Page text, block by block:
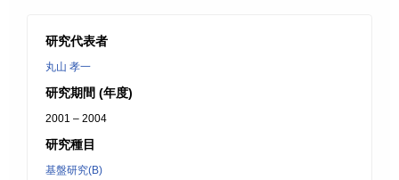
研究代表者
丸山 孝一
研究期間 (年度)
2001 – 2004
研究種目
基盤研究(B)